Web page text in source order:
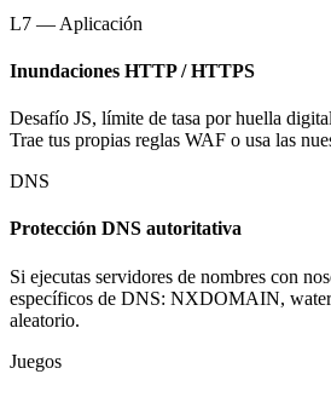
L7 — Aplicación
Inundaciones HTTP / HTTPS
Desafío JS, límite de tasa por huella
Trae tus propias reglas WAF o usa las
DNS
Protección DNS autoritativa
Si ejecutas servidores de nombres con
específicos de DNS: NXDOMAIN,
aleatorio.
Juegos